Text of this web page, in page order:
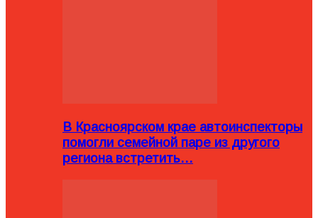
В Красноярском крае автоинспекторы
помогли семейной паре из другого
региона встретить…